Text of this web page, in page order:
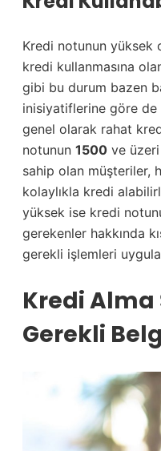
Kredi notunun yüksek
kredi kullanmasına
gibi bu durum bazen
inisiyatiflerine göre
genel olarak rahat
notunun 1500 ve üzeri
sahip olan müşteriler,
kolaylıkla kredi
yüksek ise kredi
gerekenler hakkında
gerekli işlemleri
Kredi Alma
Gerekli